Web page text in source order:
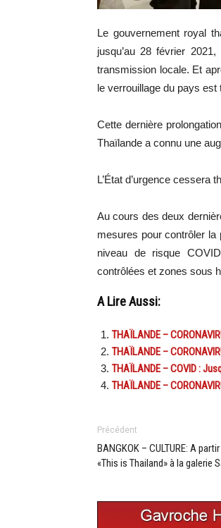
Le gouvernement royal
jusqu’au 28 février
transmission locale. Et
le verrouillage du pays est
Cette dernière
Thaïlande a connu une
L’État d’urgence cessera
Au cours des deux
mesures pour contrôler
niveau de risque
contrôlées et zones sous
A Lire Aussi:
THAÏLANDE –
THAÏLANDE –
THAÏLANDE – COVID :
THAÏLANDE –
Précédent
BANGKOK – CULTURE: A
«This is Thailand» à la galerie